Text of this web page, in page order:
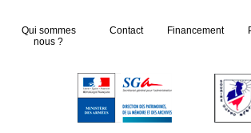
Qui sommes
nous ?
Contact Financement